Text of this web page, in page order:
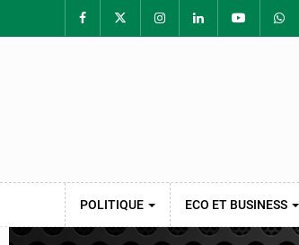
POLITIQUE ECO ET BUSINESS